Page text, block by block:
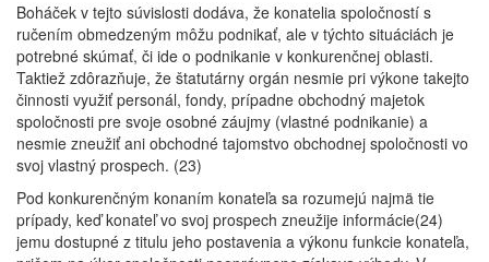
Boháček v tejto súvislosti dodáva, že konatelia spoločností s
ručením obmedzeným môžu podnikať, ale v týchto situáciách je
potrebné skúmať, či ide o podnikanie v konkurenčnej oblasti.
Taktiež zdôrazňuje, že štatutárny orgán nesmie pri výkone takejto
činnosti využiť personál, fondy, prípadne obchodný majetok
spoločnosti pre svoje osobné záujmy (vlastné podnikanie) a
nesmie zneužiť ani obchodné tajomstvo obchodnej spoločnosti vo
svoj vlastný prospech. (23)
Pod konkurenčným konaním konateľa sa rozumejú najmä tie
prípady, keď konateľ vo svoj prospech zneužije informácie(24)
jemu dostupné z titulu jeho postavenia a výkonu funkcie konateľa,